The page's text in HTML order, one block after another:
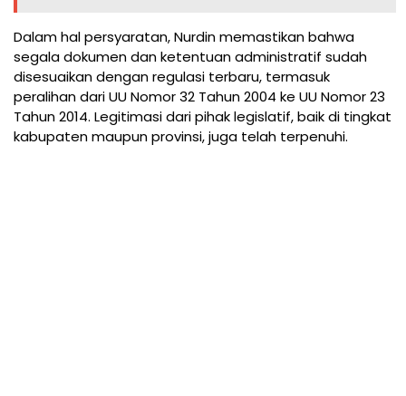
Dalam hal persyaratan, Nurdin memastikan bahwa
segala dokumen dan ketentuan administratif sudah
disesuaikan dengan regulasi terbaru, termasuk
peralihan dari UU Nomor 32 Tahun 2004 ke UU Nomor 23
Tahun 2014. Legitimasi dari pihak legislatif, baik di tingkat
kabupaten maupun provinsi, juga telah terpenuhi.